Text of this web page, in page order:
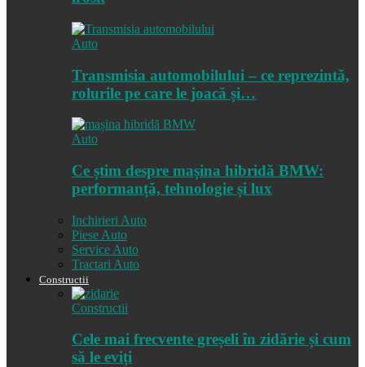
Auto
Transmisia automobilului – ce reprezintă,
rolurile pe care le joacă și…
Auto
Ce știm despre mașina hibridă BMW:
performanță, tehnologie și lux
Inchirieri Auto
Piese Auto
Service Auto
Tractari Auto
Constructii
Constructii
Cele mai frecvente greșeli în zidărie și cum
să le eviți